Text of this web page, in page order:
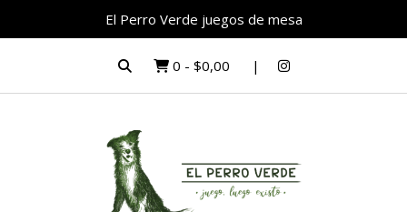
El Perro Verde juegos de mesa
0 - $0,00